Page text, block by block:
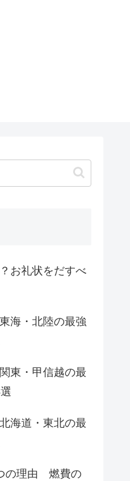
お礼状をだすべ
海・北陸の最強
東・甲信越の最
海道・東北の最
の理由 燃費の